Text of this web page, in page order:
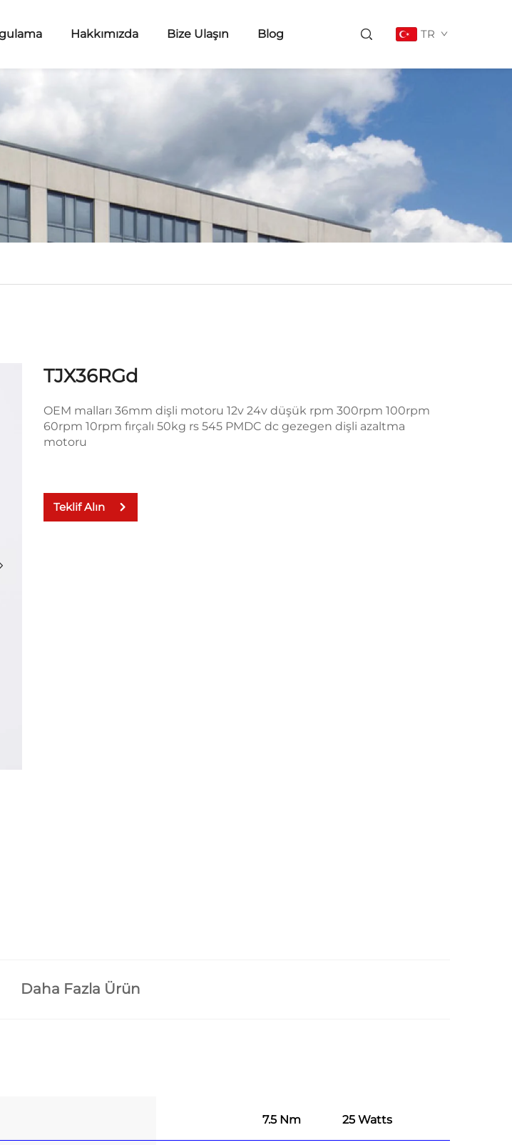
Hakkımızda Bize Ulaşın Blog TR
TJX36RGd
OEM malları 36mm dişli motoru 12v 24v düşük rpm 300rpm 100rpm
60rpm 10rpm fırçalı 50kg rs 545 PMDC dc gezegen dişli azaltma
motoru
Teklif Alın
Daha Fazla Ürün
7.5 Nm 25 Watts